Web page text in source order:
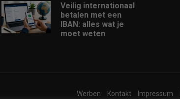
Veilig internationaal
betalen met een
IBAN: alles wat je
moet weten
Werben Kontakt Impressum